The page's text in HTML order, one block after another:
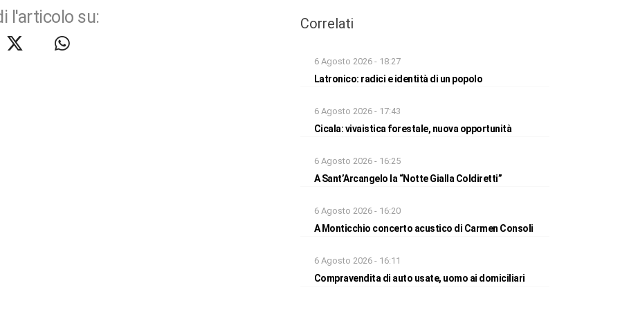
l'articolo su: Correlati
6 Agosto 2026 - 18:27
Latronico: radici e identità di un popolo
6 Agosto 2026 - 17:43
Cicala: vivaistica forestale, nuova opportunità
6 Agosto 2026 - 16:25
A Sant’Arcangelo la “Notte Gialla Coldiretti”
6 Agosto 2026 - 16:20
A Monticchio concerto acustico di Carmen Consoli
6 Agosto 2026 - 16:11
Compravendita di auto usate, uomo ai domiciliari